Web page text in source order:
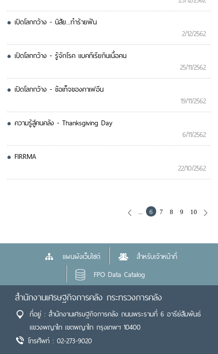
เปิดโลกกว้าง - นิสัย...ทำร้ายฟัน
2/12/2562
เปิดโลกกว้าง - รู้จักโรค แบคทีเรียกินเนื้อคน
25/11/2562
เปิดโลกกว้าง - ข้อเท็จของคาเฟอีน
19/11/2562
ความรู้สู่คนคลัง - Thanksgiving Day
6/11/2562
FIRRMA
22/10/2562
... 6 7 8 9 10
แผนผังเว็บไซต์
สำหรับเจ้าหน้าที่
FPO Data Catalog
สำนักงานเศรษฐกิจการคลัง กระทรวงการคลัง
ที่อยู่ : สำนักงานเศรษฐกิจการคลัง ถนนพระรามที่ 6 อารีย์สัมพันธ์
แขวงพญาไท เขตพญาไท กรุงเทพฯ 10400
โทรศัพท์ : 02-273-9020